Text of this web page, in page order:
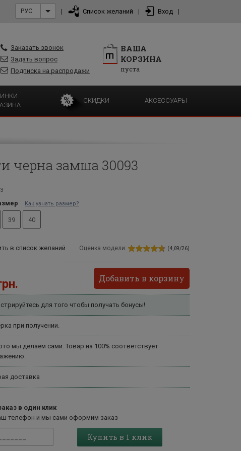
РУС | Список желаний | Вход |
Заказать звонок
Задать вопрос
Подписка на распродажи
ВАША
КОРЗИНА
пуста
СКИДКИ АКСЕССУАРЫ
черна замша 30093
Как узнать размер?
39 40
в список желаний Оценка модели: (4,69/26)
Добавить в корзину
для того чтобы получать бонусы!
при получении.
мы делаем сами. Товар на 100% соответствует
доставка
в один клик
телефон и мы сами оформим заказ
Купить в 1 клик